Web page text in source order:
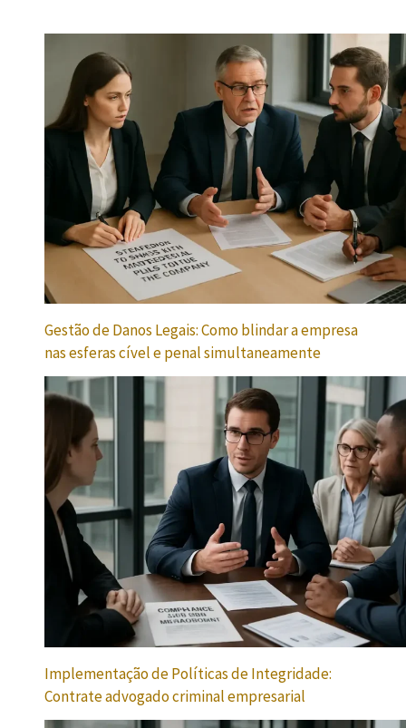
Gestão de Danos Legais: Como blindar a empresa
nas esferas cível e penal simultaneamente
Implementação de Políticas de Integridade:
Contrate advogado criminal empresarial